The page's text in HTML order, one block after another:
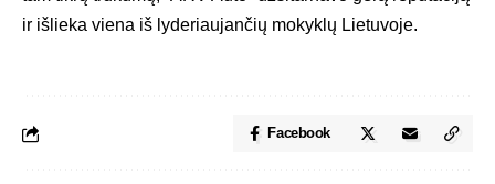
ir išlieka viena iš lyderiaujančių mokyklų Lietuvoje.
Facebook